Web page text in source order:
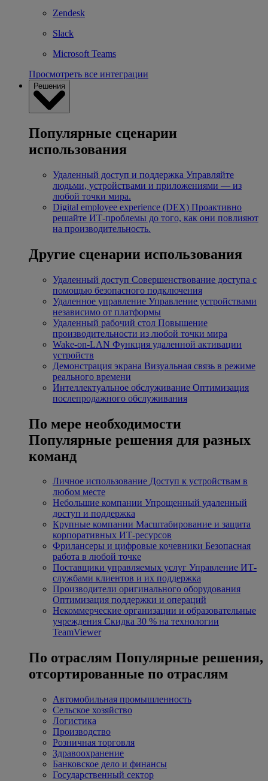
Zendesk
Slack
Microsoft Teams
Просмотреть все интеграции
Решения
Популярные сценарии
использования
Удаленный доступ и поддержка Управляйте
людьми, устройствами и приложениями — из
любой точки мира.
Digital employee experience (DEX) Проактивно
решайте ИТ-проблемы до того, как они повлияют
на производительность.
Другие сценарии использования
Удаленный доступ Совершенствование доступа с
помощью безопасного подключения
Удаленное управление Управление устройствами
независимо от платформы
Удаленный рабочий стол Повышение
производительности из любой точки мира
Wake-on-LAN Функция удаленной активации
устройств
Демонстрация экрана Визуальная связь в режиме
реального времени
Интеллектуальное обслуживание Оптимизация
послепродажного обслуживания
По мере необходимости
Популярные решения для разных
команд
Личное использование Доступ к устройствам в
любом месте
Небольшие компании Упрощенный удаленный
доступ и поддержка
Крупные компании Масштабирование и защита
корпоративных ИТ-ресурсов
Фрилансеры и цифровые кочевники Безопасная
работа в любой точке
Поставщики управляемых услуг Управление ИТ-
службами клиентов и их поддержка
Производители оригинального оборудования
Оптимизация поддержки и операций
Некоммерческие организации и образовательные
учреждения Скидка 30 % на технологии
TeamViewer
По отраслям Популярные решения,
отсортированные по отраслям
Автомобильная промышленность
Сельское хозяйство
Логистика
Производство
Розничная торговля
Здравоохранение
Банковское дело и финансы
Государственный сектор